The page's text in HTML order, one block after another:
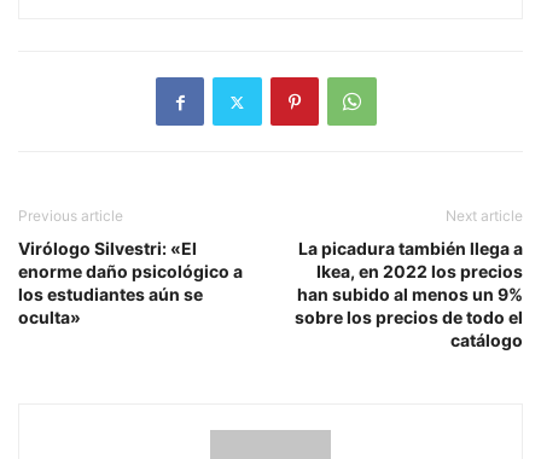
Previous article
Virólogo Silvestri: «El
enorme daño psicológico a
los estudiantes aún se
oculta»
Next article
La picadura también llega a
Ikea, en 2022 los precios
han subido al menos un 9%
sobre los precios de todo el
catálogo